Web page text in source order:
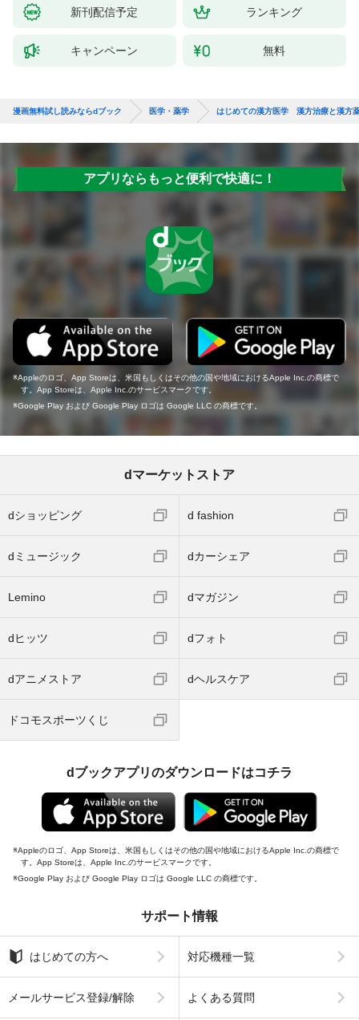
新刊配信予定 ランキング
キャンペーン 無料
漫画無料試し読みならdブック 医学・薬学 はじめての漢方医学 漢方治療と漢方
アプリならもっと便利で快適に！
Appleのロゴ、App Storeは、米国もしくはその他の国や地域におけるApple Inc.の商標で
す。App Storeは、Apple Inc.のサービスマークです。
Google Play および Google Play ロゴは Google LLC の商標です。
dマーケットストア
dショッピング d fashion
dミュージック dカーシェア
Lemino dマガジン
dヒッツ dフォト
dアニメストア dヘルスケア
ドコモスポーツくじ
dブックアプリのダウンロードはコチラ
Appleのロゴ、App Storeは、米国もしくはその他の国や地域におけるApple Inc.の商標で
す。App Storeは、Apple Inc.のサービスマークです。
Google Play および Google Play ロゴは Google LLC の商標です。
サポート情報
はじめての方へ 対応機種一覧
メールサービス登録/解除 よくある質問